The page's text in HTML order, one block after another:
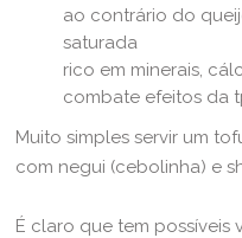
ao contrário do
saturada
rico em minerais,
combate efeitos da
Muito simples servir um
com negui (cebolinha) e
É claro que tem possíveis